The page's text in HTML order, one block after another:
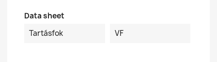
Data sheet
Tartásfok
VF